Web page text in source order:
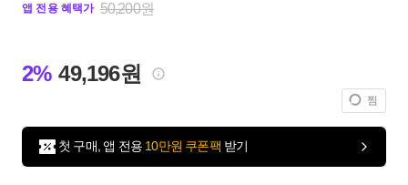
앱 전용 혜택가 50,200원
2% 49,196원
찜
첫 구매, 앱 전용 10만원 쿠폰팩 받기